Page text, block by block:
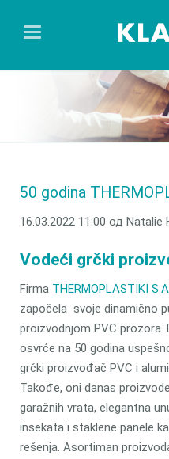
50 godina
16.03.2022 11:00 од Natalie
Vodeći grčki
Firma THERMOPLASTIKI
započela svoje dinamično
proizvodnjom PVC prozora.
osvrće na 50 godina
grčki proizvođač PVC i
Takođe, oni danas
garažnih vrata, elegantna
insekata i staklene panele
rešenja. Asortiman